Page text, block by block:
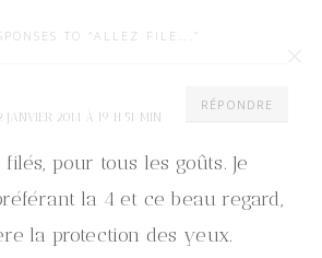
TO “ALLEZ FILE….”
RÉPONDRE
JANVIER 2014 À 19 H 51 MIN
pour tous les goûts. Je
la 4 et ce beau regard,
la protection des yeux.